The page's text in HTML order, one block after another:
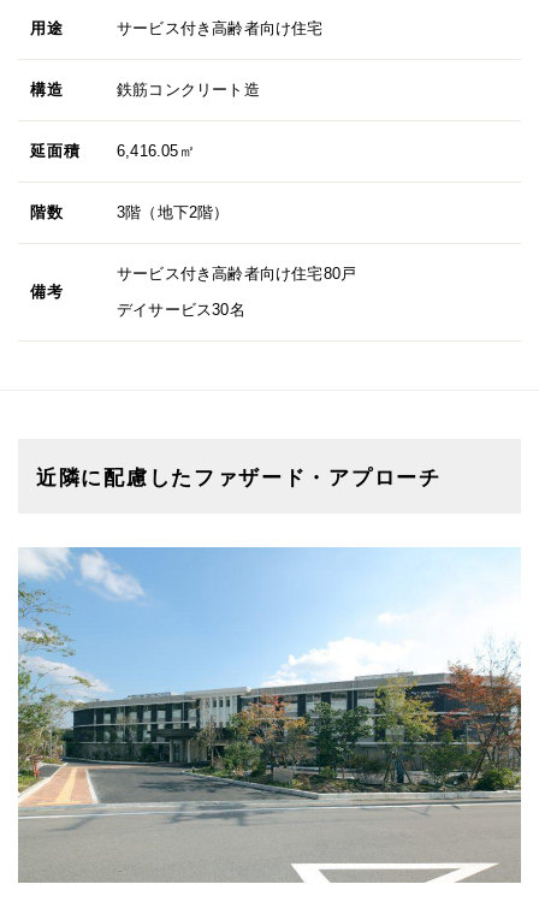
用途 サービス付き高齢者向け住宅
構造 鉄筋コンクリート造
延面積 6,416.05㎡
階数 3階（地下2階）
備考
サービス付き高齢者向け住宅80戸
デイサービス30名
近隣に配慮したファザード・アプローチ